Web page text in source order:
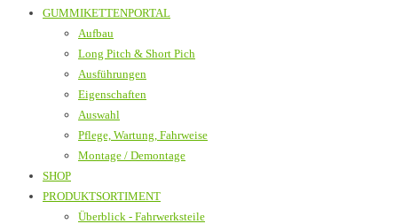
GUMMIKETTENPORTAL
Aufbau
Long Pitch & Short Pich
Ausführungen
Eigenschaften
Auswahl
Pflege, Wartung, Fahrweise
Montage / Demontage
SHOP
PRODUKTSORTIMENT
Überblick - Fahrwerksteile